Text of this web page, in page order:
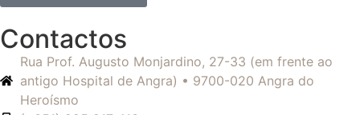
Contactos
Rua Prof. Augusto Monjardino, 27-33 (em frente ao
antigo Hospital de Angra) • 9700-020 Angra do
Heroísmo